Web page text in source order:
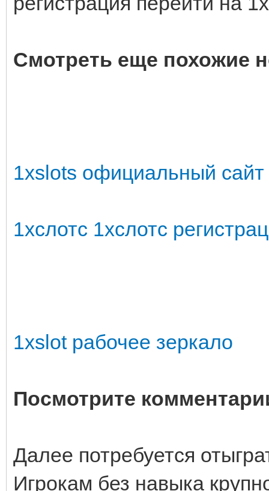
Смотреть еще похожие
1xslots официальный
1хслотс 1хслотс
1xslot рабочее зеркало
Посмотрите
Далее потребуется
Игрокам без навыка